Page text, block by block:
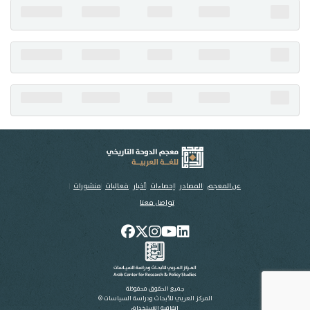
عن المعجم المصادر إحصاءات أخبار فعاليات منشورات
تواصل معنا
جميع الحقوق محفوظة
المركز العربي للأبحاث ودراسة السياسات ©